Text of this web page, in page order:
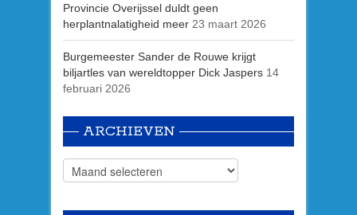
Provincie Overijssel duldt geen
herplantnalatigheid meer 23 maart 2026
Burgemeester Sander de Rouwe krijgt
biljartles van wereldtopper Dick Jaspers 14
februari 2026
ARCHIEVEN